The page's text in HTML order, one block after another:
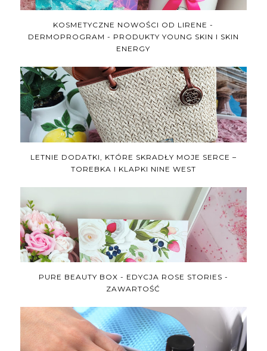
KOSMETYCZNE NOWOŚCI OD LIRENE -
DERMOPROGRAM - PRODUKTY YOUNG SKIN I SKIN
ENERGY
LETNIE DODATKI, KTÓRE SKRADŁY MOJE SERCE –
TOREBKA I KLAPKI NINE WEST
PURE BEAUTY BOX - EDYCJA ROSE STORIES -
ZAWARTOŚĆ